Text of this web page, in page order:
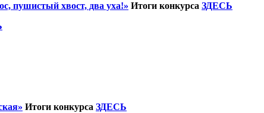
пушистый хвост, два уха!» Итоги конкурса ЗДЕСЬ
Итоги конкурса ЗДЕСЬ